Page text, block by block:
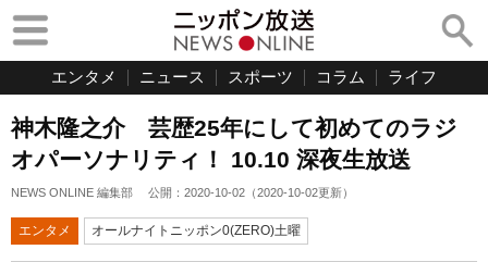
エンタメ ニュース スポーツ コラム ライフ
神木隆之介 芸歴25年にして初めてのラジ
オパーソナリティ！ 10.10 深夜生放送
NEWS ONLINE 編集部 公開： 2020-10-02 （2020-10-02更新）
エンタメ オールナイトニッポン0(ZERO)土曜